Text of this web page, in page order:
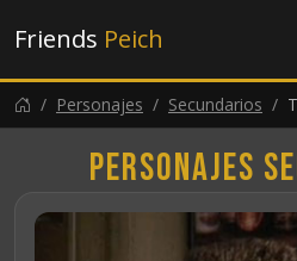
Friends Peich
Personajes Secundarios
Personajes